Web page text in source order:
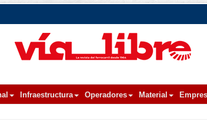
Infraestructura Operadores Material